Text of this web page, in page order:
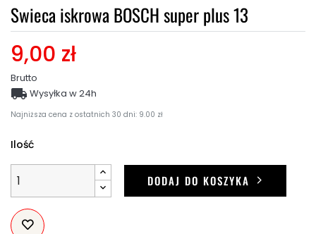
Swieca iskrowa BOSCH super plus 13
9,00 zł
Brutto
Najniższa cena z ostatnich 30 dni: 9.00 zł
 Wysyłka w 24h
Ilość
DODAJ DO KOSZYKA